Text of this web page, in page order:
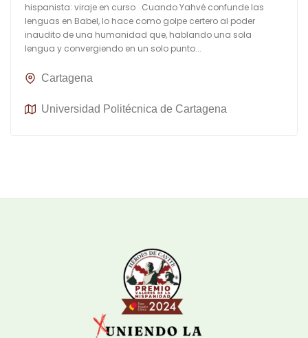
hispanista: viraje en curso Cuando Yahvé confunde las
lenguas en Babel, lo hace como golpe certero al poder
inaudito de una humanidad que, hablando una sola
lengua y convergiendo en un solo punto...
Cartagena
Universidad Politécnica de Cartagena